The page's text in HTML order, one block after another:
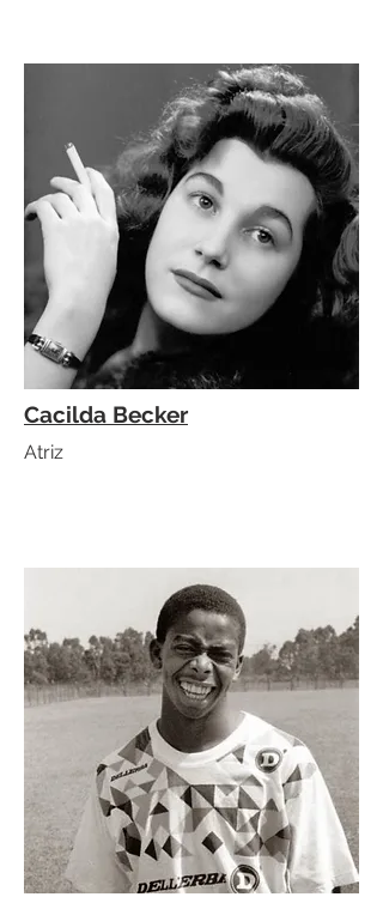
Cacilda Becker
Atriz